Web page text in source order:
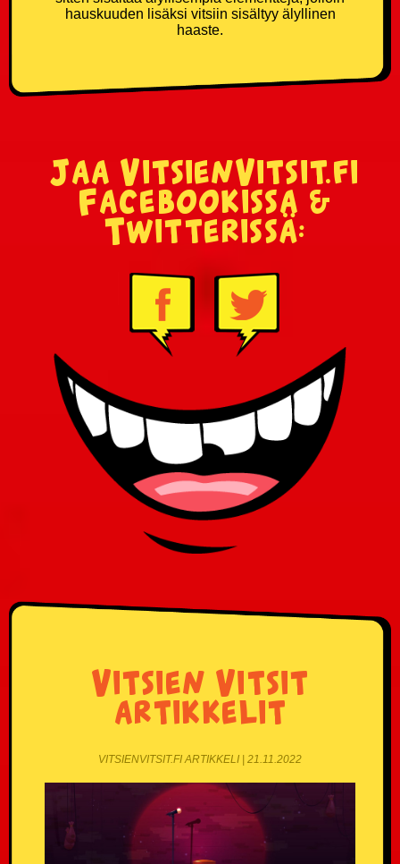
hauskuuden lisäksi vitsiin sisältyy älyllinen
haaste.
Jaa VitsienVitsit.fi
Facebookissa &
Twitterissä:
Vitsien Vitsit
artikkelit
VITSIENVITSIT.FI ARTIKKELI | 21.11.2022